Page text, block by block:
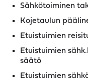
Sähkötoiminen
Kojetaulun
Etuistuimien
Etuistuimien
säätö
Etuistuimien